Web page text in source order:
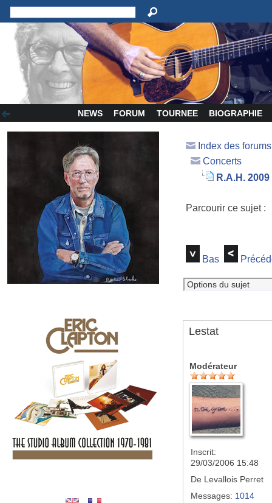
NEWS FORUM TOURNEE BIOGRAPHIE
Index des
Concerts
R.A.H.
Parcourir ce sujet
Bas
Lestat
Modérateur
Inscrit:
29/03/2006 15:48
De Levallois Perret
Messages: 1014